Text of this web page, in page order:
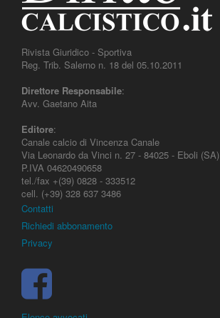
Rivista Giuridico - Sportiva
Reg. Trib. Salerno n. 18 del 05.10.2011
Direttore Responsabile:
Avv. Gaetano Aita
Editore:
Canale calcio di Vincenza Canale
Via Leonardo da Vinci n. 27 - 84025 - Eboli (SA)
P.IVA 04620490658
tel./fax +(39) 0828 - 333512
cell. (+39) 328 637 3486
Contatti
Richiedi abbonamento
Privacy